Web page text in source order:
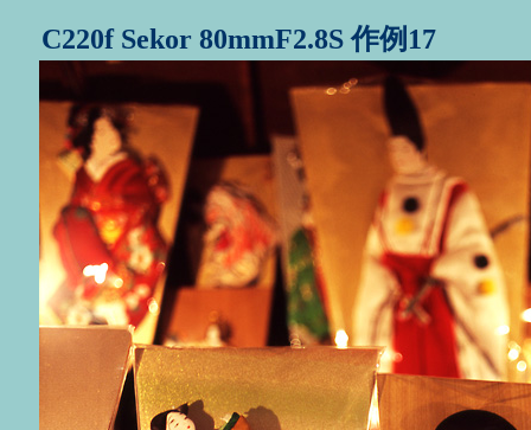
C220f Sekor 80mmF2.8S 作例17